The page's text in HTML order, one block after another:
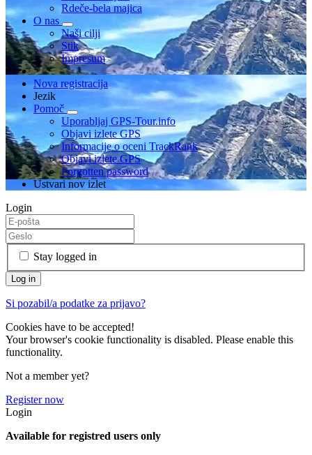
Rdeče-bela majica
O nas
Naši cilji
Stik
Impresum
Nova registracija
Jezik
Pomoč
Uporabljaj GPS-Tour.info
Objavi izlete GPS
Informacije o oceni TrackRank
Objavi izlete GPS
Forgotten password
Ustvari nov izlet
Login
Stay logged in
Si pozabil/a podatke za prijavo?
Cookies have to be accepted!
Your browser's cookie functionality is disabled. Please enable this
functionality.
Not a member yet?
Register now
Login
Available for registred users only